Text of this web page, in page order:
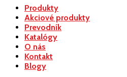
Produkty
Akciové produkty
Prevodník
Katalógy
O nás
Kontakt
Blogy